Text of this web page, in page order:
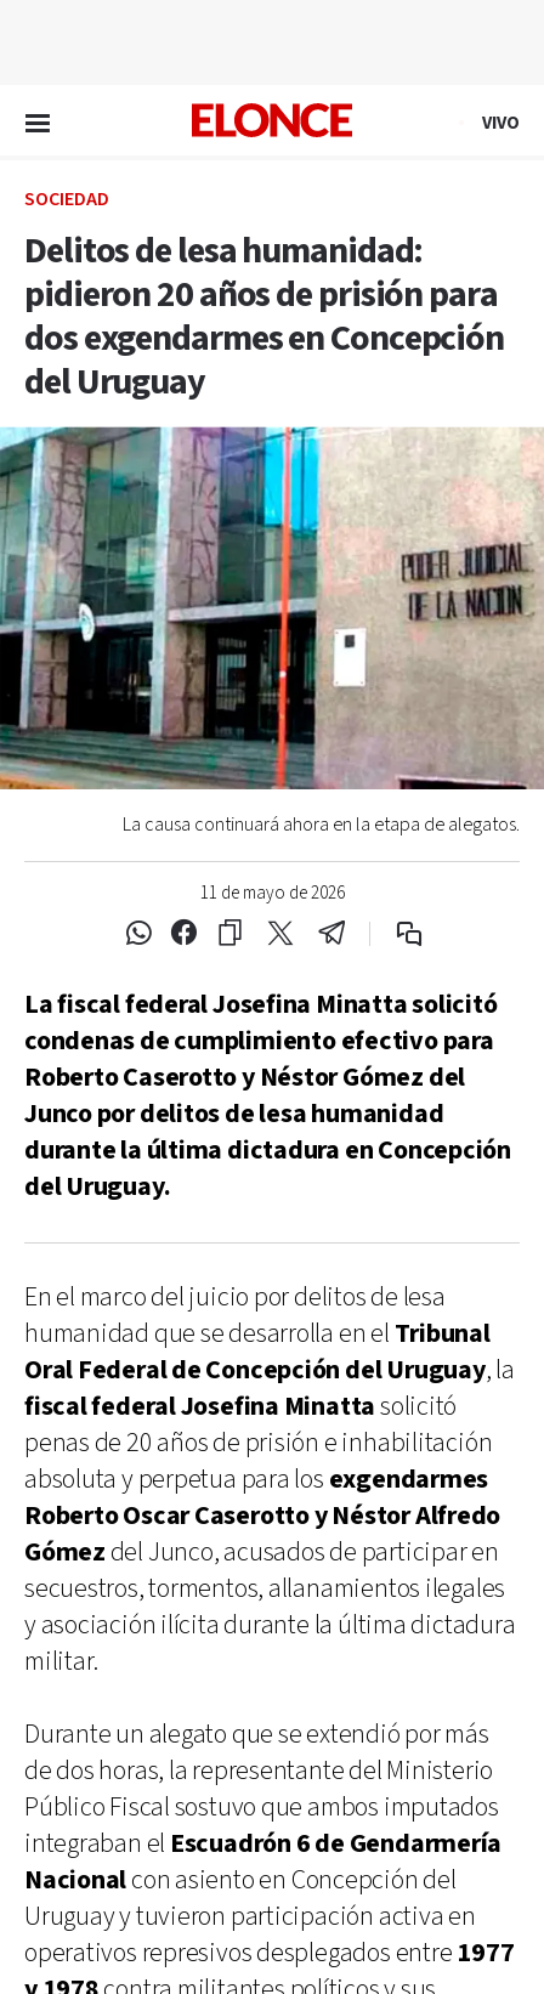
VIVO
SOCIEDAD
Delitos de lesa humanidad:
pidieron 20 años de prisión para
dos exgendarmes en Concepción
del Uruguay
11 de mayo de 2026
La causa continuará ahora en la etapa de alegatos.
La fiscal federal Josefina Minatta solicitó
condenas de cumplimiento efectivo para
Roberto Caserotto y Néstor Gómez del
Junco por delitos de lesa humanidad
durante la última dictadura en Concepción
del Uruguay.
En el marco del juicio por delitos de lesa
humanidad que se desarrolla en el Tribunal
Oral Federal de Concepción del Uruguay, la
fiscal federal Josefina Minattasolicitó
penas de 20 años de prisión e inhabilitación
absoluta y perpetua para los exgendarmes
Roberto Oscar Caserotto y Néstor Alfredo
Gómez del Junco, acusados de participar en
secuestros, tormentos, allanamientos ilegales
y asociación ilícita durante la última dictadura
militar.
Durante un alegato que se extendió por más
de dos horas, la representante del Ministerio
Público Fiscal sostuvo que ambos imputados
integraban el Escuadrón 6 de Gendarmería
Nacionalcon asiento en Concepción del
Uruguay y tuvieron participación activa en
operativos represivos desplegados entre 1977